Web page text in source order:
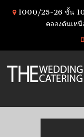
1000/25-26 ชั้น 10
คลองตันเห